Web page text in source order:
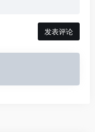
发表评论